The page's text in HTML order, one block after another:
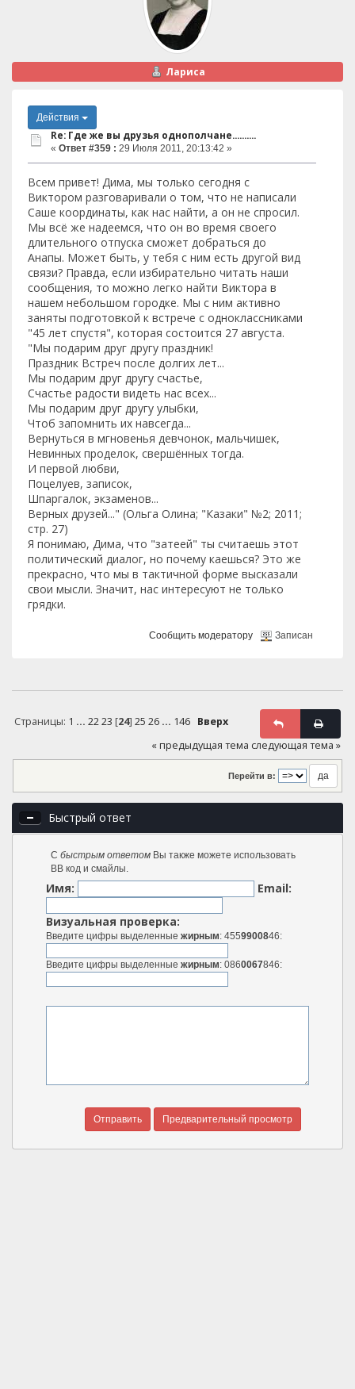
Лариса
Действия
Re: Где же вы друзья однополчане..........
« Ответ #359 : 29 Июля 2011, 20:13:42 »
Всем привет! Дима, мы только сегодня с
Виктором разговаривали о том, что не написали
Саше координаты, как нас найти, а он не спросил.
Мы всё же надеемся, что он во время своего
длительного отпуска сможет добраться до
Анапы. Может быть, у тебя с ним есть другой вид
связи? Правда, если избирательно читать наши
сообщения, то можно легко найти Виктора в
нашем небольшом городке. Мы с ним активно
заняты подготовкой к встрече с одноклассниками
"45 лет спустя", которая состоится 27 августа.
"Мы подарим друг другу праздник!
Праздник Встреч после долгих лет...
Мы подарим друг другу счастье,
Счастье радости видеть нас всех...
Мы подарим друг другу улыбки,
Чтоб запомнить их навсегда...
Вернуться в мгновенья девчонок, мальчишек,
Невинных проделок, свершённых тогда.
И первой любви,
Поцелуев, записок,
Шпаргалок, экзаменов...
Верных друзей..." (Ольга Олина; "Казаки" №2; 2011;
стр. 27)
Я понимаю, Дима, что "затеей" ты считаешь этот
политический диалог, но почему каешься? Это же
прекрасно, что мы в тактичной форме высказали
свои мысли. Значит, нас интересуют не только
грядки.
Сообщить модератору Записан
Страницы: 1 ... 22 23 [24] 25 26 ... 146
Вверх
« предыдущая тема следующая тема »
Перейти в:
Быстрый ответ
С быстрым ответомВы также можете использовать
BB код и смайлы.
Имя: Email:
Визуальная проверка:
Введите цифры выделенные жирным: 4559900846:
Введите цифры выделенные жирным: 0860067846: